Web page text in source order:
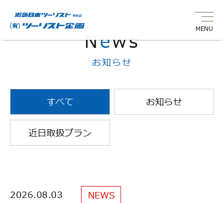
MENU
News
お知らせ
すべて お知らせ
近日取扱プラン
2026.08.03
NEWS
2026.08.03
NEWS